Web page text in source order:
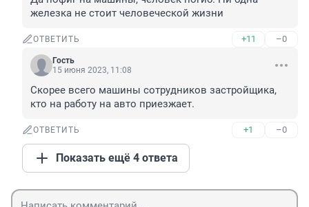
железка не стоит человеческой жизни
ОТВЕТИТЬ +11 –0
Гость
15 июня 2023, 11:08
Скорее всего машины сотрудников застройщика,
кто на работу на авто приезжает.
ОТВЕТИТЬ +1 –0
Показать ещё 4 ответа